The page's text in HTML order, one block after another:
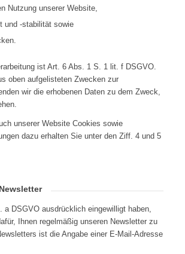
Nutzung unserer Website,
und -stabilität sowie
ist Art. 6 Abs. 1 S. 1 lit. f DSGVO.
oben aufgelisteten Zwecken zur
wir die erhobenen Daten zu dem Zweck,
unserer Website Cookies sowie
dazu erhalten Sie unter den Ziff. 4 und 5
DSGVO ausdrücklich eingewilligt haben,
Ihnen regelmäßig unseren Newsletter zu
ist die Angabe einer E-Mail-Adresse